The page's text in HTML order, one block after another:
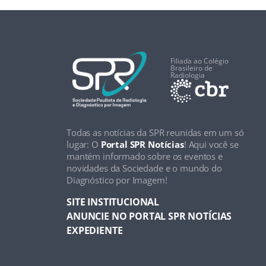
Filiada ao Colégio
Brasileiro de
Radiologia
Todas as notícias da SPR reunidas em um só
lugar: O Portal SPR Notícias! Aqui você se
mantém informado sobre os eventos e
novidades da Sociedade e o mundo do
Diagnóstico por Imagem!
SITE INSTITUCIONAL
ANUNCIE NO PORTAL SPR NOTÍCIAS
EXPEDIENTE